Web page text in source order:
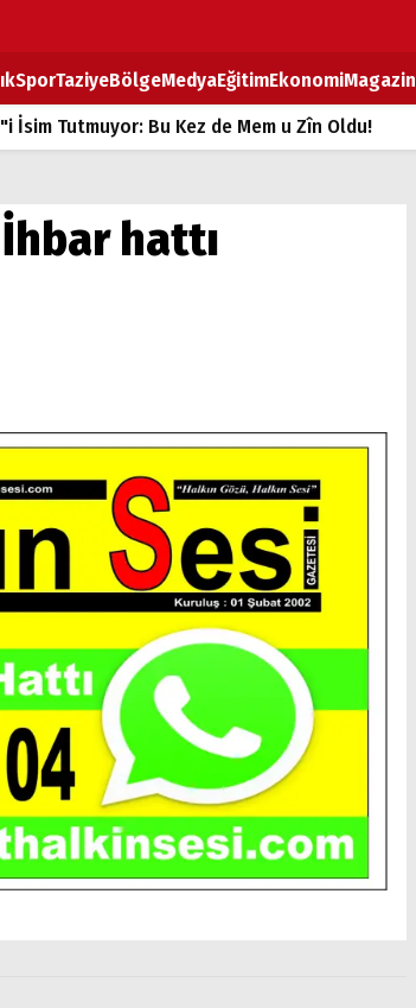
SporTaziyeBölgeMedyaEğitimEkonomiMagazin
İsim Tutmuyor: Bu Kez de Mem u Zîn Oldu!
Zam
ağır yükhattı